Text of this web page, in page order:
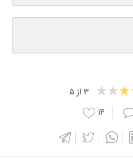
۳از۵
۱۴